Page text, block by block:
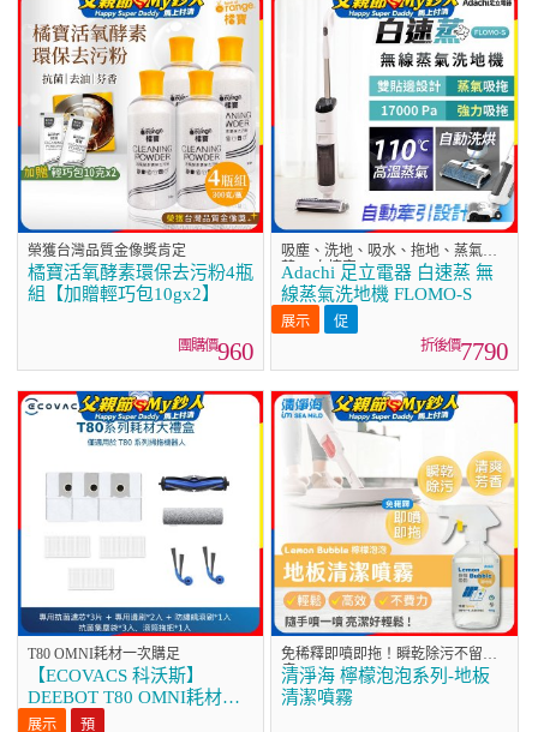
榮獲台灣品質金像獎肯定
橘寶活氧酵素環保去污粉4瓶
組【加贈輕巧包10gx2】
960
吸塵、洗地、吸水、拖地、蒸氣殺
菌 一次搞定
Adachi 足立電器 白速蒸 無
線蒸氣洗地機 FLOMO-S
7790
T80 OMNI耗材一次購足
【ECOVACS 科沃斯】
DEEBOT T80 OMNI耗材大
禮盒
免稀釋即噴即拖！瞬乾除污不留水
痕
清淨海 檸檬泡泡系列-地板
清潔噴霧